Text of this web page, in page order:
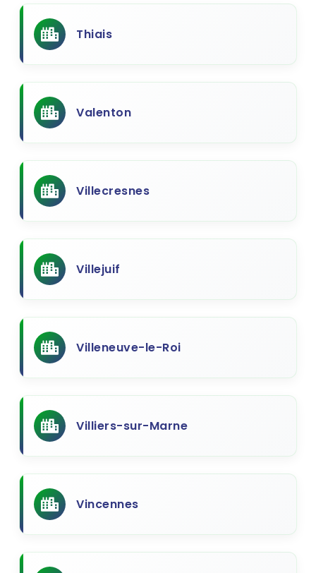
Thiais
Valenton
Villecresnes
Villejuif
Villeneuve-le-Roi
Villiers-sur-Marne
Vincennes